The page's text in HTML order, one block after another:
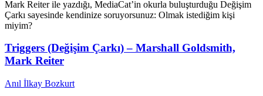
Mark Reiter ile yazdığı, MediaCat’in okurla buluşturduğu Değişim
Çarkı sayesinde kendinize soruyorsunuz: Olmak istediğim kişi
miyim?
Triggers (Değişim Çarkı) – Marshall Goldsmith,
Mark Reiter
Anıl İlkay Bozkurt